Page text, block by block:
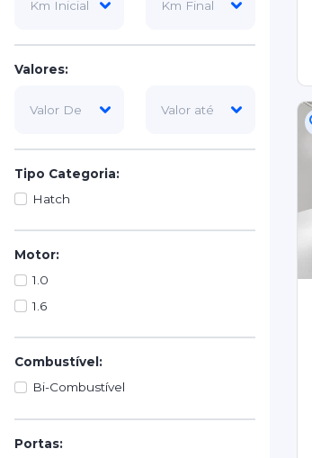
Valores:
Tipo Categoria:
Hatch
Motor:
1.0
1.6
Combustível:
Bi-Combustível
Portas: